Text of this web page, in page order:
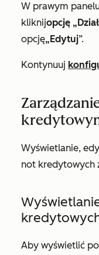
W prawym
kliknijopcję
opcję„Edytuj”.
Kontynuuj
Wyświetlanie,
not kredytowych
Aby wyświetlić